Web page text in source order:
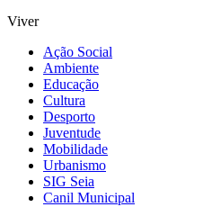
Viver
Ação Social
Ambiente
Educação
Cultura
Desporto
Juventude
Mobilidade
Urbanismo
SIG Seia
Canil Municipal